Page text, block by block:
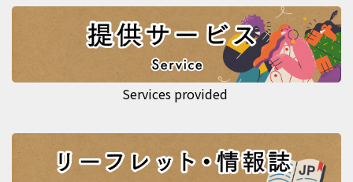
Services provided